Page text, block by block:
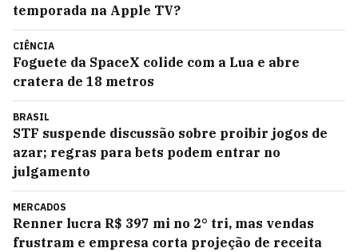
temporada na Apple TV?
CIÊNCIA
Foguete da SpaceX colide com a Lua e abre
cratera de 18 metros
BRASIL
STF suspende discussão sobre proibir jogos de
azar; regras para bets podem entrar no
julgamento
MERCADOS
Renner lucra R$ 397 mi no 2° tri, mas vendas
frustram e empresa corta projeção de receita